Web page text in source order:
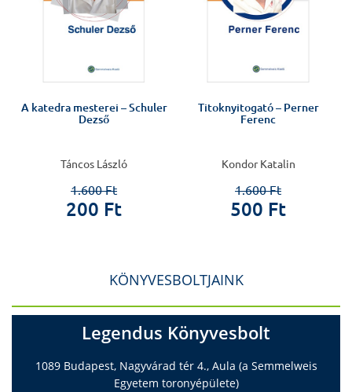
A katedra mesterei – Schuler
Dezső
Táncos László
1.600 Ft
200 Ft
Titoknyitogató – Perner
Ferenc
Kondor Katalin
1.600 Ft
500 Ft
KÖNYVESBOLTJAINK
Legendus Könyvesbolt
1089 Budapest, Nagyvárad tér 4., Aula (a Semmelweis
Egyetem toronyépülete)